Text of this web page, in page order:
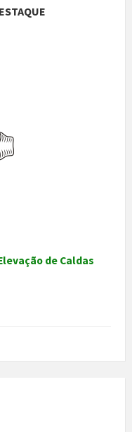
de Caldas